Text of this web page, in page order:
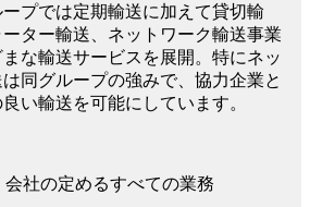
ープでは定期輸送に加えて貸切輸
ター輸送、ネットワーク輸送事業
な輸送サービスを展開。特にネッ
は同グループの強みで、協力企業と
い輸送を可能にしています。
社の定めるすべての業務